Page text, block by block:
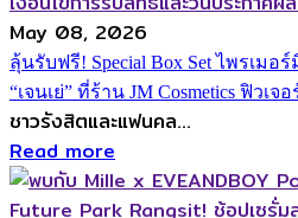
May 08, 2026
ลุ้นรับฟรี! Special Box Set ไพรเม
“เจนเย่” ที่ร้าน JM Cosmetics ฟิวเจ
ชาวรังสิตและแฟนคล...
Read more